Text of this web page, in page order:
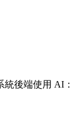
後端使用 AI：